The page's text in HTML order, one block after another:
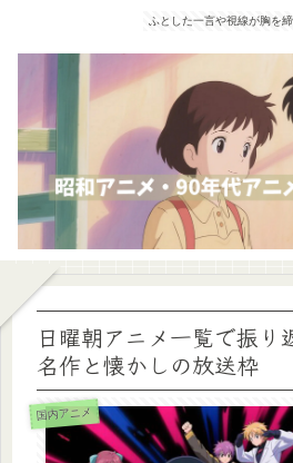
ふとした一言や視線が胸を
日曜朝アニメ一覧で振り
名作と懐かしの放送枠
国内アニメ